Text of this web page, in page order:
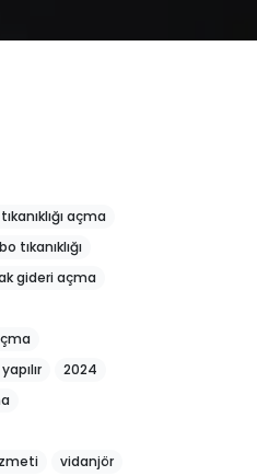
açma
tıkanıklığı
gideri açma
2024
vidanjör